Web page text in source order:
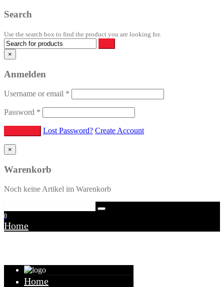
Search
Use the search box to find the product you are looking for.
×
Anmelden
Username or email *
Password *
Lost Password? Create Account
×
Warenkorb
Noch keine Artikel im Warenkorb
0
Home
Home